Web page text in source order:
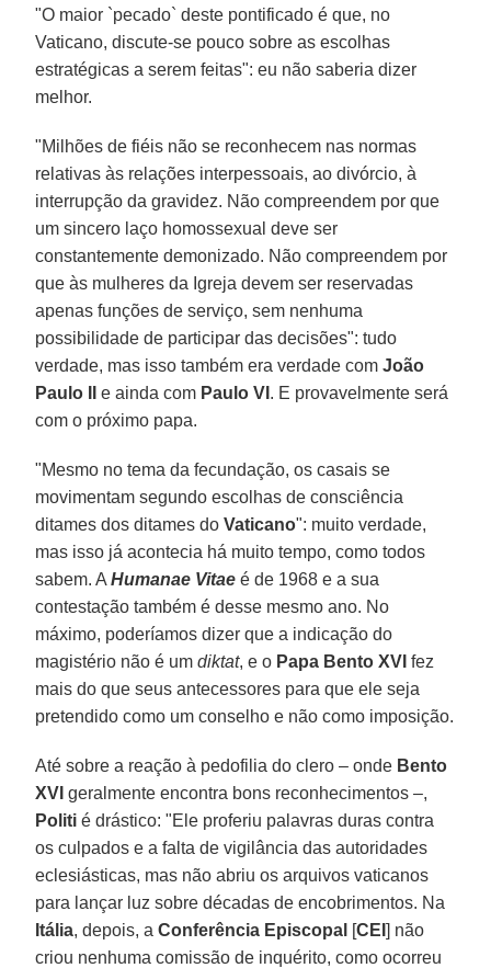
"O maior `pecado` deste pontificado é que, no
Vaticano, discute-se pouco sobre as escolhas
estratégicas a serem feitas": eu não saberia dizer
melhor.
"Milhões de fiéis não se reconhecem nas normas
relativas às relações interpessoais, ao divórcio, à
interrupção da gravidez. Não compreendem por que
um sincero laço homossexual deve ser
constantemente demonizado. Não compreendem por
que às mulheres da Igreja devem ser reservadas
apenas funções de serviço, sem nenhuma
possibilidade de participar das decisões": tudo
verdade, mas isso também era verdade comJoão
Paulo II
e ainda com Paulo VI . E provavelmente será
com o próximo papa.
"Mesmo no tema da fecundação, os casais se
movimentam segundo escolhas de consciência
ditames dos ditames doVaticano": muito verdade,
mas isso já acontecia há muito tempo, como todos
sabem. AHumanae Vitae é de 1968 e a sua
contestação também é desse mesmo ano. No
máximo, poderíamos dizer que a indicação do
magistério não é umdiktat, e o Papa Bento XVI fez
mais do que seus antecessores para que ele seja
pretendido como um conselho e não como imposição.
Até sobre a reação à pedofilia do clero – onde Bento
XVI geralmente encontra bons reconhecimentos –,
Politi é drástico: "Ele proferiu palavras duras contra
os culpados e a falta de vigilância das autoridades
eclesiásticas, mas não abriu os arquivos vaticanos
para lançar luz sobre décadas de encobrimentos. Na
Itália, depois, aConferência Episcopal [CEI] não
criou nenhuma comissão de inquérito, como ocorreu